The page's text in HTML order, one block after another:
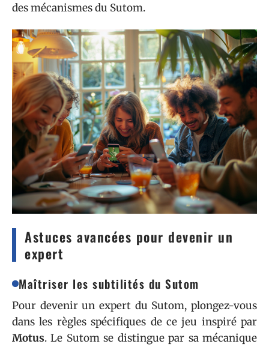
des mécanismes du Sutom.
Astuces avancées pour devenir un
expert
Maîtriser les subtilités du Sutom
Pour devenir un expert du Sutom, plongez-vous
dans les règles spécifiques de ce jeu inspiré par
Motus. Le Sutom se distingue par sa mécanique